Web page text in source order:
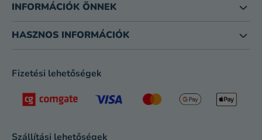
INFORMÁCIÓK ÖNNEK
HASZNOS INFORMÁCIÓK
Fizetési lehetőségek
Szállítási lehetőségek